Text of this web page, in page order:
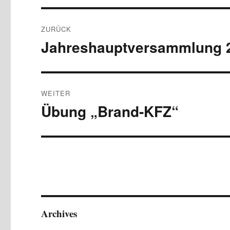
ZURÜCK
Vorheriger
Jahreshauptversammlung
WEITER
Nächster
Übung „Brand-KFZ“
Archives